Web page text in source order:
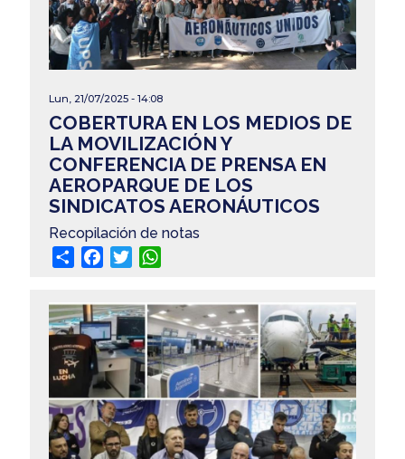
Lun, 21/07/2025 - 14:08
COBERTURA EN LOS MEDIOS DE
LA MOVILIZACIÓN Y
CONFERENCIA DE PRENSA EN
AEROPARQUE DE LOS
SINDICATOS AERONÁUTICOS
Recopilación de notas
Share Facebook
Twitter